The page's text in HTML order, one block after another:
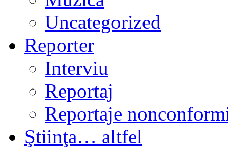
Uncategorized
Reporter
Interviu
Reportaj
Reportaje
Ştiinţa… altfel